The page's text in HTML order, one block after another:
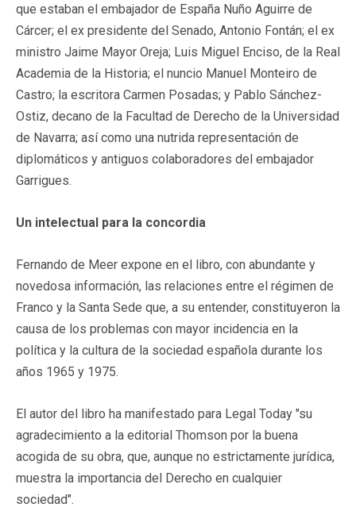
que estaban el embajador de España Nuño Aguirre de
Cárcer; el ex presidente del Senado, Antonio Fontán; el ex
ministro Jaime Mayor Oreja; Luis Miguel Enciso, de la Real
Academia de la Historia; el nuncio Manuel Monteiro de
Castro; la escritora Carmen Posadas; y Pablo Sánchez-
Ostiz, decano de la Facultad de Derecho de la Universidad
de Navarra; así como una nutrida representación de
diplomáticos y antiguos colaboradores del embajador
Garrigues.
Un intelectual para la concordia
Fernando de Meer expone en el libro, con abundante y
novedosa información, las relaciones entre el régimen de
Franco y la Santa Sede que, a su entender, constituyeron la
causa de los problemas con mayor incidencia en la
política y la cultura de la sociedad española durante los
años 1965 y 1975.
El autor del libro ha manifestado para Legal Today "su
agradecimiento a la editorial Thomson por la buena
acogida de su obra, que, aunque no estrictamente jurídica,
muestra la importancia del Derecho en cualquier
sociedad".